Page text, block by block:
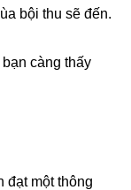
bội thu sẽ đến.
càng thấy
đạt một thông